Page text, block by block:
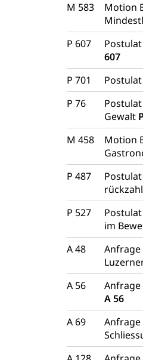
M 583
Motion
P 607
607
P 701
P 76
Gewalt
M 458
Motion
P 487
P 527
im
A 48
A 56
A 56
A 69